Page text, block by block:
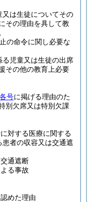
は生徒についてその
その理由を具して教
の命令に関し必要な
児童又は生徒の出席
その他の教育上必要
号に掲げる理由のた
別欠席又は特別欠課
対する医療に関する
患者の収容又は交通遮
通遮断
る事故
めた理由